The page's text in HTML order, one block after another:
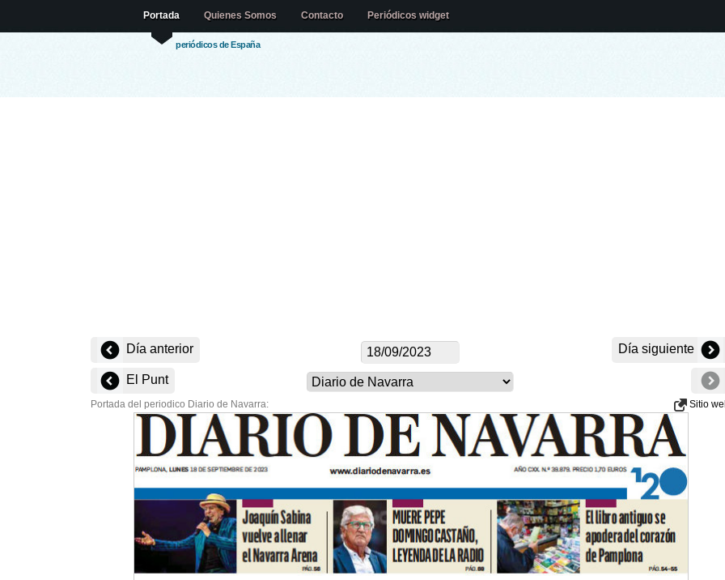
periódicos de España
Portada Quienes Somos Contacto Periódicos widget
Día anterior Día siguiente
El Punt
Portada del periodico Diario de Navarra: Sitio